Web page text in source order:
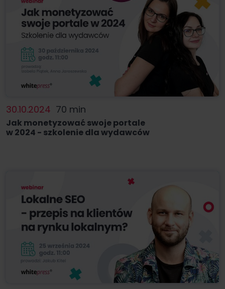
30.10.2024 70 min
Jak monetyzować swoje portale
w 2024 - szkolenie dla wydawców